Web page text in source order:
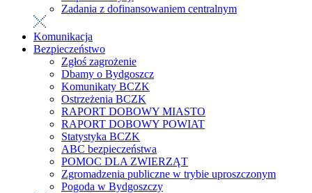
Zadania z dofinansowaniem centralnym
Komunikacja
Bezpieczeństwo
Zgłoś zagrożenie
Dbamy o Bydgoszcz
Komunikaty BCZK
Ostrzeżenia BCZK
RAPORT DOBOWY MIASTO
RAPORT DOBOWY POWIAT
Statystyka BCZK
ABC bezpieczeństwa
POMOC DLA ZWIERZĄT
Zgromadzenia publiczne w trybie uproszczonym
Pogoda w Bydgoszczy